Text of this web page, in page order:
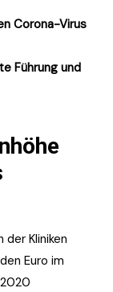
Corona-Virus
Führung und
der Kliniken
Euro im
2020